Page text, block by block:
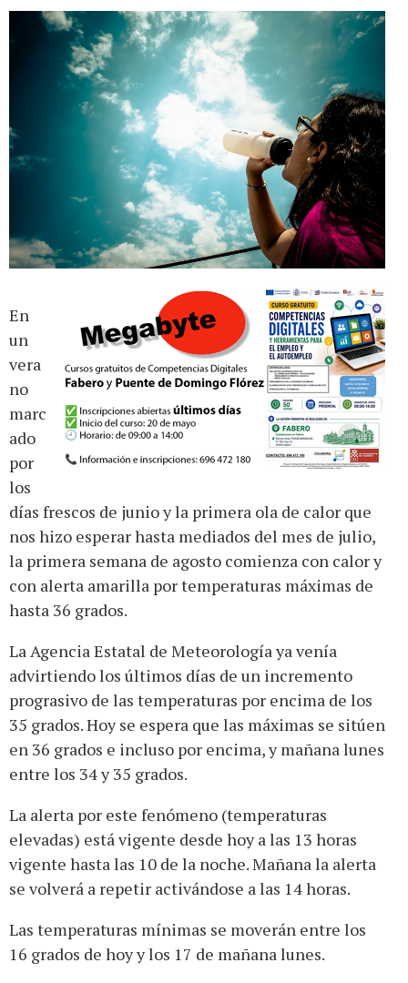
En
un
vera
no
marc
ado
por
los
días frescos de junio y la primera ola de calor que
nos hizo esperar hasta mediados del mes de julio,
la primera semana de agosto comienza con calor y
con alerta amarilla por temperaturas máximas de
hasta 36 grados.
La Agencia Estatal de Meteorología ya venía
advirtiendo los últimos días de un incremento
prograsivo de las temperaturas por encima de los
35 grados. Hoy se espera que las máximas se sitúen
en 36 grados e incluso por encima, y mañana lunes
entre los 34 y 35 grados.
La alerta por este fenómeno (temperaturas
elevadas) está vigente desde hoy a las 13 horas
vigente hasta las 10 de la noche. Mañana la alerta
se volverá a repetir activándose a las 14 horas.
Las temperaturas mínimas se moverán entre los
16 grados de hoy y los 17 de mañana lunes.